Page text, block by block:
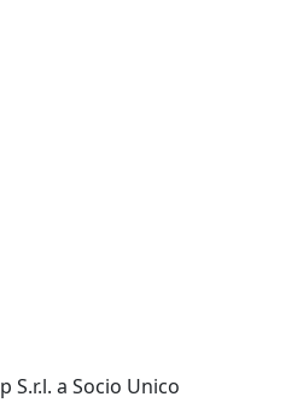
S.r.l. a Socio Unico